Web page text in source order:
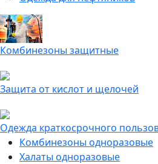
Комбинезоны защитные
Защита от кислот и щелочей
Одежда краткосрочного
Комбинезоны одноразовые
Халаты одноразовые